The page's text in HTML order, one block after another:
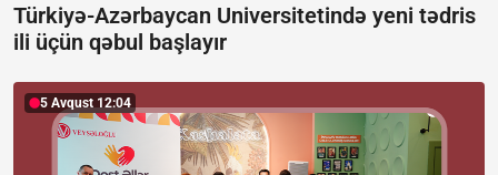
Türkiyə-Azərbaycan Universitetində yeni tədris
ili üçün qəbul başlayır
5 Avqust 12:04